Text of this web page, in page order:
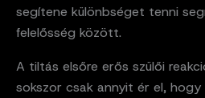
segítene különbséget tenni
felelősség között.
A tiltás elsőre erős szülői
sokszor csak annyit ér el, hogy